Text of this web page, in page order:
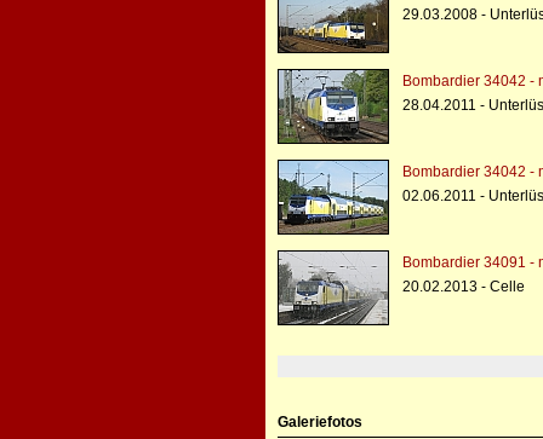
29.03.2008 -
Bombardier 34042 -
28.04.2011 -
Bombardier 34042 -
02.06.2011 -
Bombardier 34091 -
20.02.2013 - Celle
Galeriefotos